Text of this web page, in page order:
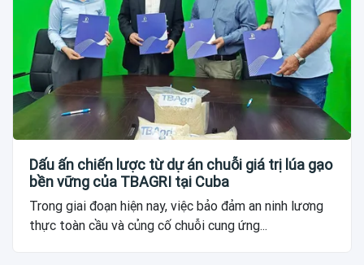
Dấu ấn chiến lược từ dự án chuỗi giá trị lúa gạo
bền vững của TBAGRI tại Cuba
Trong giai đoạn hiện nay, việc bảo đảm an ninh lương
thực toàn cầu và củng cố chuỗi cung ứng...